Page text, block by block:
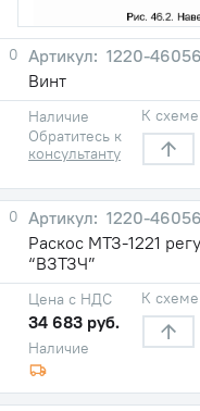
0
1220-
Винт
Наличие
Обратитесь к
консультанту
К схеме
0
1220-
Раскос МТЗ-1221
“ВЗТЗЧ”
Наличие
Цена с НДС
34 683 руб.
К схеме